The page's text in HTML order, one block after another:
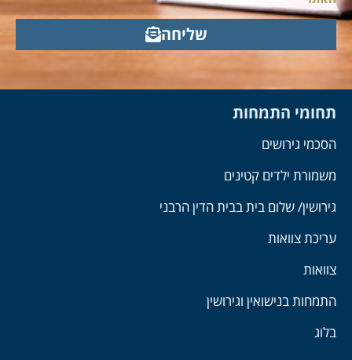
שליחה
תחומי התמחות
הסכמי גירושים
משמורת ילדים קטינים
גירושין/ שלום בית בבית הדין הרבני
עריכת צוואות
צוואות
התמחות בנישואין וגירושין
בלוג